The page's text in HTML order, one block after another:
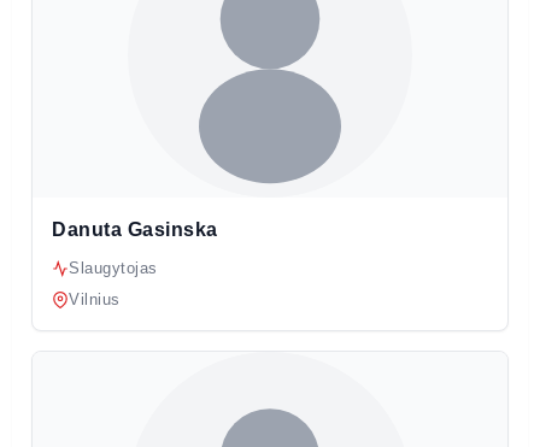
Danuta Gasinska
Slaugytojas
Vilnius